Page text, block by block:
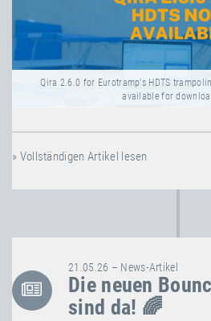
Qira 2.6.0 for Eurotramp's HDTS
available for
» Vollständigen Artikel lesen
21.05.26 – News-Artikel
Die neuen
sind da! 🌈